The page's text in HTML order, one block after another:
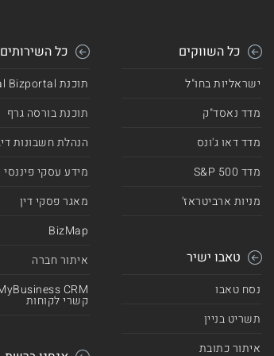
כל השווקים
ישראליות בחו"ל
מדד נאסד"ק
מדד דאו ג'ונס
מדד 500 S&P
מניות ארביטראז'
טאבו ישיר
נסח טאבו
תשריט בניין
איתור כתובת
כל השירותים
תוכנת Terminal Bizportal
תוכנת בורסה גרף
הנהלת חשבונות
מידע עסקי פיננסי
מאגר פסקי דין
BizMap
איתור חברה
קשרי לקוחות